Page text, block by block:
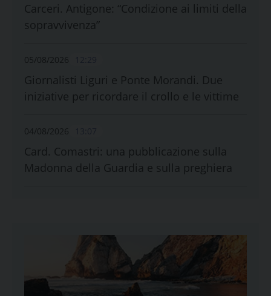
Carceri. Antigone: “Condizione ai limiti della
sopravvivenza”
05/08/2026
Giornalisti Liguri e Ponte Morandi. Due
iniziative per ricordare il crollo e le vittime
04/08/2026
Card. Comastri: una pubblicazione sulla
Madonna della Guardia e sulla preghiera